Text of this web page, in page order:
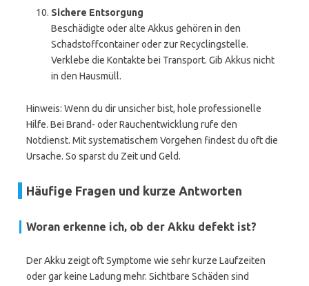
Sichere Entsorgung
Beschädigte oder alte Akkus gehören in den
Schadstoffcontainer oder zur Recyclingstelle.
Verklebe die Kontakte bei Transport. Gib Akkus nicht
in den Hausmüll.
Hinweis: Wenn du dir unsicher bist, hole professionelle
Hilfe. Bei Brand- oder Rauchentwicklung rufe den
Notdienst. Mit systematischem Vorgehen findest du oft die
Ursache. So sparst du Zeit und Geld.
Häufige Fragen und kurze Antworten
Woran erkenne ich, ob der Akku defekt ist?
Der Akku zeigt oft Symptome wie sehr kurze Laufzeiten
oder gar keine Ladung mehr. Sichtbare Schäden sind